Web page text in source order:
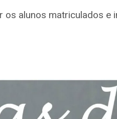
alunos matriculados